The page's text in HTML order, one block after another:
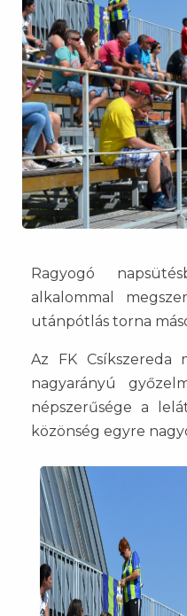
Ragyogó
alkalommal
utánpótlás torna
Az FK Csíkszereda
nagyarányú
népszerűsége a
közönség egyre